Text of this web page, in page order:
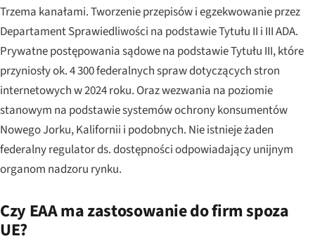
Trzema kanałami. Tworzenie przepisów i egzekwowanie przez
Departament Sprawiedliwości na podstawie Tytułu II i III ADA.
Prywatne postępowania sądowe na podstawie Tytułu III, które
przyniosły ok. 4 300 federalnych spraw dotyczących stron
internetowych w 2024 roku. Oraz wezwania na poziomie
stanowym na podstawie systemów ochrony konsumentów
Nowego Jorku, Kalifornii i podobnych. Nie istnieje żaden
federalny regulator ds. dostępności odpowiadający unijnym
organom nadzoru rynku.
Czy EAA ma zastosowanie do firm spoza
UE?